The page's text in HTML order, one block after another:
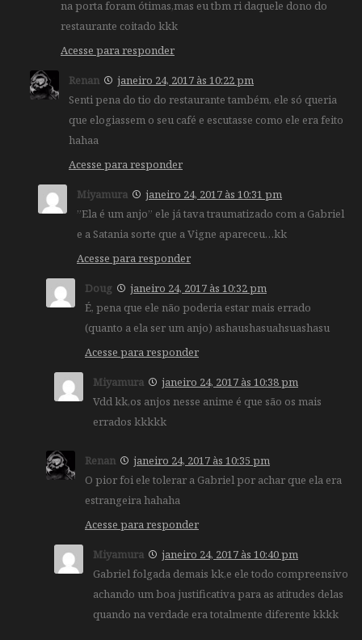
na porta foram ótimas,mas eu tbm ri daquele dono do
restaurante coitado kkk
Acesse para responder
Renan
janeiro 24, 2017 às 10:22 pm
Senti pena do tio do restaurante também, ele só queria
que elogiassem o seu café e escutasse como ele era feito
hahaa
Acesse para responder
Miyamura
janeiro 24, 2017 às 10:31 pm
”Ela é um anjo” ele já tava traumatizado com a Gabriel
e a Satania sorte que a Vigne apareceu…kk
Acesse para responder
Doug
janeiro 24, 2017 às 10:32 pm
É, pena que ele não poderia estar mais errado
(quanto a ela ser um anjo) ashaushasuahsuashasu
Acesse para responder
Miyamura
janeiro 24, 2017 às 10:38 pm
Vdd kk,os anjos nesse anime é que são os mais
errados kkkkk
Renan
janeiro 24, 2017 às 10:35 pm
O pior foi ele tolerar a Gabriel por achar que ela era
estrangeira hahaha
Acesse para responder
Miyamura
janeiro 24, 2017 às 10:40 pm
Gabriel folgada demais kk,e ele todo compreensivo
achando um boa justificativa para as atitudes delas
quando na verdade era totalmente diferente kkkk